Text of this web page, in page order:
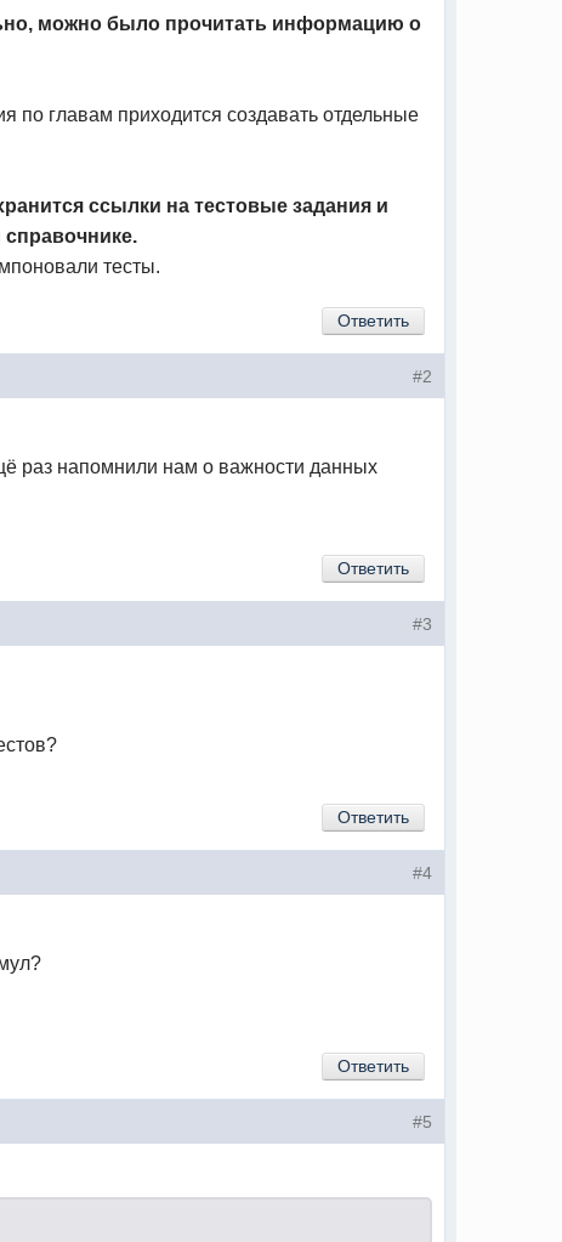
можно было прочитать информацию о
по главам приходится создавать отдельные
ссылки на тестовые задания и
тесты.
Ответить
#2
раз напомнили нам о важности данных
Ответить
#3
Ответить
#4
Ответить
#5